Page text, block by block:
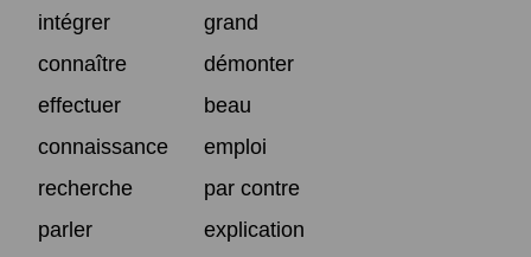
intégrer
grand
connaître
démonter
effectuer
beau
connaissance
emploi
recherche
par contre
parler
explication